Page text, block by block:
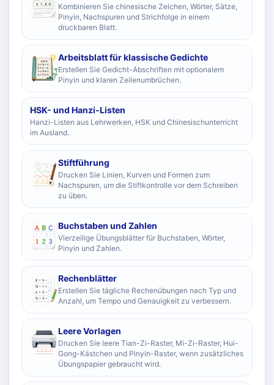
Kombinieren Sie chinesische Zeichen, Wörter, Sätze,
Pinyin, Nachspuren und Strichfolge in einem
druckbaren Blatt.
Arbeitsblatt für klassische Gedichte
Erstellen Sie Gedicht-Abschriften mit optionalem
Pinyin und klaren Zeilenumbrüchen.
HSK- und Hanzi-Listen
Hanzi-Listen aus Lehrwerken, HSK und Chinesischunterricht
im Ausland.
Stiftführung
Drucken Sie Linien, Kurven und Formen zum
Nachspuren, um die Stiftkontrolle vor dem Schreiben
zu üben.
Buchstaben und Zahlen
Vierzeilige Übungsblätter für Buchstaben, Wörter,
Pinyin und Zahlen.
Rechenblätter
Erstellen Sie tägliche Rechenübungen nach Typ und
Anzahl, um Tempo und Genauigkeit zu verbessern.
Leere Vorlagen
Drucken Sie leere Tian-Zi-Raster, Mi-Zi-Raster, Hui-
Gong-Kästchen und Pinyin-Raster, wenn zusätzliches
Übungspapier gebraucht wird.